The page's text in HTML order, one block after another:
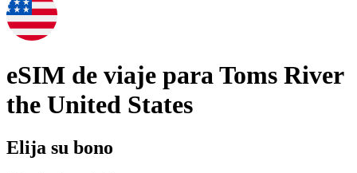
eSIM de viaje paraToms River
the United States
Elija su bono